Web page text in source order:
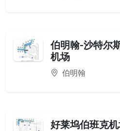
伯明翰-沙特尔
机场
伯明翰
好莱坞伯班克